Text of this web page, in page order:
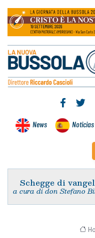
News Noticias
Schegge di
a cura di don Stefano